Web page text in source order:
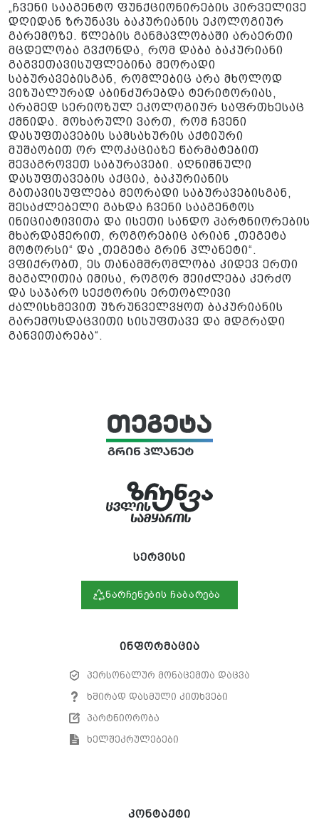
„ჩვენი სააგენტო ფუნქციონირების პირველივე
დღიდან ზრუნავს ბაკურიანის ეკოლოგიურ
გარემოზე. წლების განმავლობაში არაერთი
მცდელობა გვქონდა, რომ დაბა ბაკურიანი
გაგვეთავისუფლებინა მეორადი
საბურავებისგან, რომლებიც არა მხოლოდ
ვიზუალურად აბინძურებდა ტერიტორიას,
არამედ სერიოზულ ეკოლოგიურ საფრთხესაც
ქმნიდა. მოხარული ვართ, რომ ჩვენი
დასუფთავების სამსახურის აქტიური
მუშაობით ორ ლოკაციაზე წარმატებით
შევაგროვეთ საბურავები. აღნიშნული
დასუფთავების აქცია, ბაკურიანის
გათავისუფლება მეორადი საბურავებისგან,
შესაძლებელი გახდა ჩვენი სააგენტოს
ინიციატივითა და ისეთი სანდო პარტნიორების
მხარდაჭერით, როგორებიც არიან „თეგეტა
მოტორსი“ და „თეგეტა გრინ პლანეტი“.
ვფიქრობთ, ეს თანამშრომლობა კიდევ ერთი
მაგალითია იმისა, როგორ შეიძლება კერძო
და საჯარო სექტორის ერთობლივი
ძალისხმევით უზრუნველვყოთ ბაკურიანის
გარემოსდაცვითი სისუფთავე და მდგრადი
განვითარება“.
სერვისი
ნარჩენების ჩაბარება
ინფორმაცია
პერსონალურ მონაცემთა დაცვა
ხშირად დასმული კითხვები
პარტნიორობა
ხელშეკრულებები
კონტაქტი